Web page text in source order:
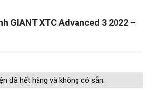
GIANT XTC Advanced 3 2022 –
đã hết hàng và không có sẵn.